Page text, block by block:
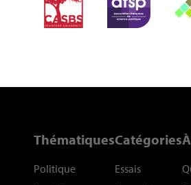
Thématiques
Politique
Catégories
Essais